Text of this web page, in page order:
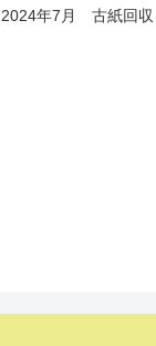
2024年7月 古紙回収